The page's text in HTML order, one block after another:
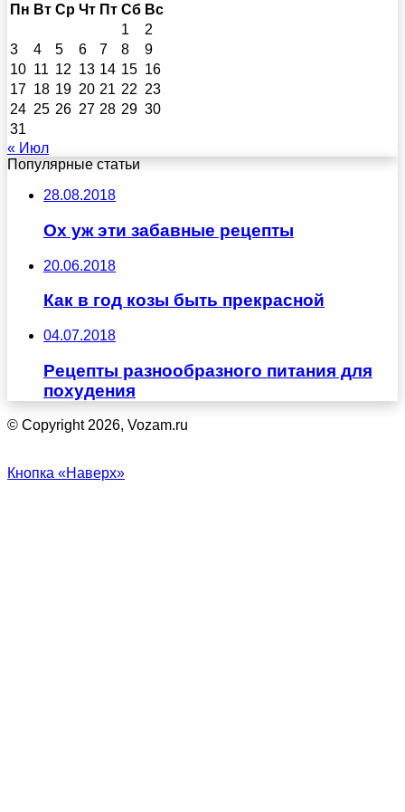
Пн Вт Ср Чт Пт Сб Вс
1
2
3
4 5 6 7 8
9
10 11 12 13 14 15 16
17 18 19 20 21 22 23
24 25 26 27 28 29 30
31
« Июл
Популярные статьи
28.08.2018
Ох уж эти забавные рецепты
20.06.2018
Как в год козы быть прекрасной
04.07.2018
Рецепты разнообразного питания для
похудения
© Copyright 2026, Vozam.ru
Кнопка «Наверх»